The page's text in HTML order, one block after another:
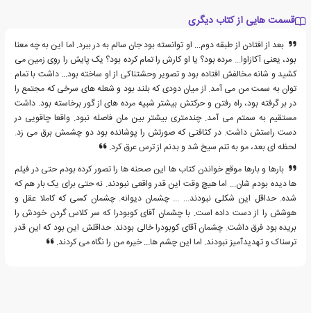
قسمت هایی از کتاب دیگری
بعد از افتادن از طبقه دوم... او توانسته بود جان سالم به در ببرد. اما این به چه معنا
بود، یعنی آکازاوا... مرده بود؟ یا او کارش را تمام کرده بود؟ یک پایش را روی زمین می
کشید و شانه مخالفش افتاده بود و تصویر وحشتناکی از او ساخته بود... داشت با تمام
توان به سمت من می آمد. از میان دودی که بلند بود و شعله های سرخی که مجتمع را
در بر گرفته بود، راه رفتن و حرکتش بیشتر شبیه مرده های از گور برخاسته بود. داشت
مستقیم به سمتم می آمد. چندمتری بیشتر بین مان فاصله نبود. واقعا چاقویی در
دست راستش داشت. در کثافتی که صورتش را پوشانده بود دو چشمش برق می زد.
لحظه ای بعد، مو به تنم سیخ شد و بدنم از ترس عرق کرد.
بارها و بارها موقع خواندن کتاب ها این صحنه ها را تصور کرده بودم حتی در فیلم
ها دیده بودم شان... اما هیچ وقت این قدر واقعی نبودند. نه حتی برای یک بار هم که
شده. حداقل این شکلی نبودند... ... چشمان دیوانه. چشمان کسی که کاملا عقل و
هوشش را از دست داده است. با چشمان آقای کوبودرا که سر کلاس گردن خودش را
بریده بود فرق داشت. چشمان آقای کوبودرا خالی بودند. حداقلش این بود که این قدر
ترسناک و تهدیدآمیز نبودند. اما این چشم ها... خیره من را نگاه می کردند.